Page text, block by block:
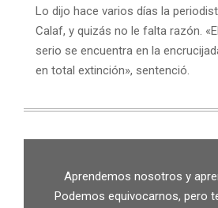
Lo dijo hace varios días la
Calaf, y quizás no le falta razón.
serio se encuentra en la
en total extinción», sentenció.
Aprendemos nosotros y
Podemos equivocarnos, pero